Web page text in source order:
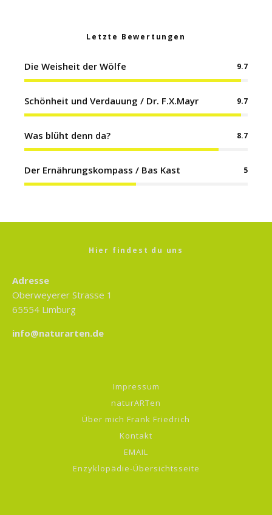
Letzte Bewertungen
Die Weisheit der Wölfe 9.7
Schönheit und Verdauung / Dr. F.X.Mayr 9.7
Was blüht denn da? 8.7
Der Ernährungskompass / Bas Kast 5
Hier findest du uns
Adresse
Oberweyerer Strasse 1
65554 Limburg
info@naturarten.de
Impressum
naturARTen
Über mich Frank Friedrich
Kontakt
EMAIL
Enzyklopädie-Übersichtsseite